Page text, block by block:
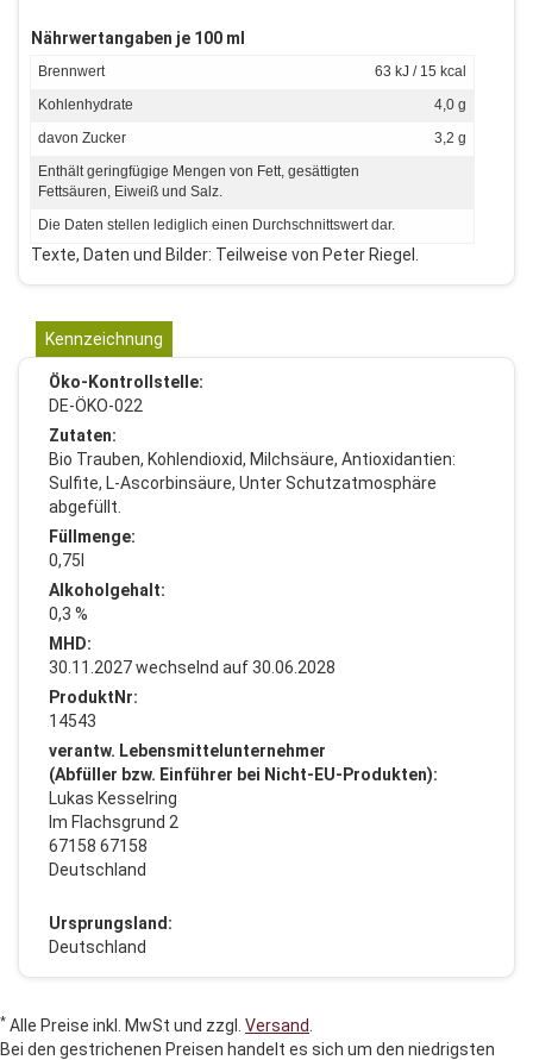
Nährwertangaben je 100 ml
Brennwert
63 kJ / 15 kcal
Kohlenhydrate
4,0 g
davon Zucker
3,2 g
Enthält geringfügige Mengen von Fett, gesättigten
Fettsäuren, Eiweiß und Salz.
Die Daten stellen lediglich einen Durchschnittswert dar.
Texte, Daten und Bilder: Teilweise von Peter Riegel.
Kennzeichnung
Öko-Kontrollstelle:
DE-ÖKO-022
Zutaten:
Bio Trauben, Kohlendioxid, Milchsäure, Antioxidantien:
Sulfite, L-Ascorbinsäure, Unter Schutzatmosphäre
abgefüllt.
Füllmenge:
0,75l
Alkoholgehalt:
0,3 %
MHD:
30.11.2027 wechselnd auf 30.06.2028
ProduktNr:
14543
verantw. Lebensmittelunternehmer
(Abfüller bzw. Einführer bei Nicht-EU-Produkten):
Lukas Kesselring
Im Flachsgrund 2
67158 67158
Deutschland
Ursprungsland:
Deutschland
* Alle Preise inkl. MwSt und zzgl. Versand
Bei den gestrichenen Preisen handelt es sich um den niedrigsten